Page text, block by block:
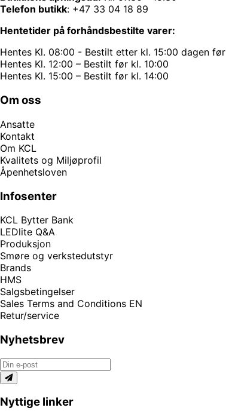
Telefon butikk: +47 33 04 18 89
Hentetider på forhåndsbestilte varer:
Hentes Kl. 08:00 - Bestilt etter kl. 15:00 dagen før
Hentes Kl. 12:00 – Bestilt før kl. 10:00
Hentes Kl. 15:00 – Bestilt før kl. 14:00
Om oss
Ansatte
Kontakt
Om KCL
Kvalitets og Miljøprofil
Åpenhetsloven
Infosenter
KCL Bytter Bank
LEDlite Q&A
Produksjon
Smøre og verkstedutstyr
Brands
HMS
Salgsbetingelser
Sales Terms and Conditions EN
Retur/service
Nyhetsbrev
Nyttige linker